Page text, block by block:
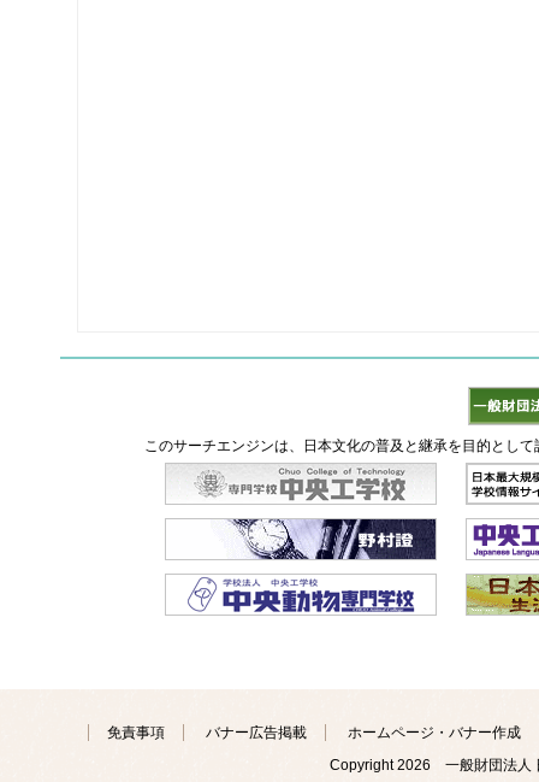
このサーチエンジンは、日本文化の普及と継承を目的とし
免責事項 バナー広告掲載
ホームページ・バナー作成
Copyright2026 一般財団法人